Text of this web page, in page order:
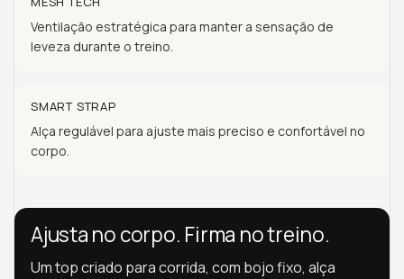
Ventilação estratégica para manter a sensação de
leveza durante o treino.
SMART STRAP
Alça regulável para ajuste mais preciso e confortável no
corpo.
Ajusta no corpo. Firma no treino.
Um top criado para corrida, com bojo fixo, alça